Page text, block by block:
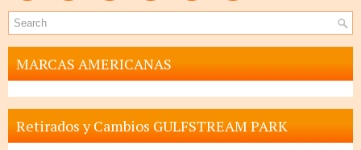
MARCAS AMERICANAS
Retirados y Cambios GULFSTREAM PARK